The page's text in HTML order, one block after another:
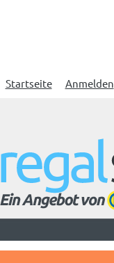
Startseite Anmelden